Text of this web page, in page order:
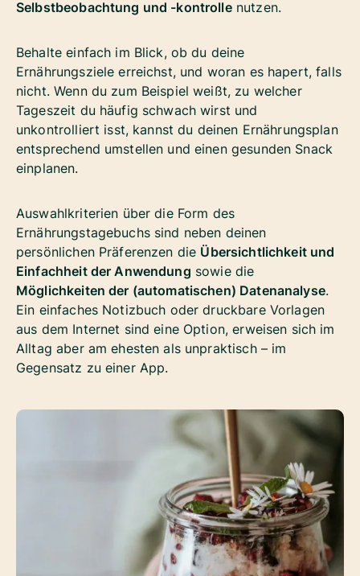
Selbstbeobachtung und -kontrollenutzen.
Behalte einfach im Blick, ob du deine
Ernährungsziele erreichst, und woran es hapert, falls
nicht. Wenn du zum Beispiel weißt, zu welcher
Tageszeit du häufig schwach wirst und
unkontrolliert isst, kannst du deinen Ernährungsplan
entsprechend umstellen und einen gesunden Snack
einplanen.
Auswahlkriterien über die Form des
Ernährungstagebuchs sind neben deinen
persönlichen Präferenzen die Übersichtlichkeit und
Einfachheit der Anwendung sowie die
Möglichkeiten der (automatischen) Datenanalyse.
Ein einfaches Notizbuch oder druckbare Vorlagen
aus dem Internet sind eine Option, erweisen sich im
Alltag aber am ehesten als unpraktisch – im
Gegensatz zu einer App.